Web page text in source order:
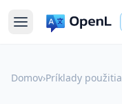
Domov›Príklady použitia